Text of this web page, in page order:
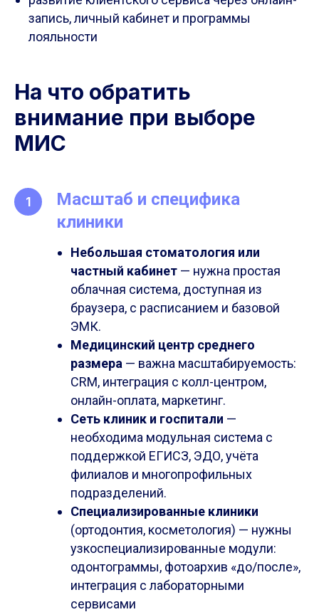
запись, личный кабинет и программы
лояльности
На что обратить
внимание при выборе
МИС
Масштаб и специфика
клиники
Небольшая стоматология или
частный кабинет — нужна простая
облачная система, доступная из
браузера, с расписанием и базовой
ЭМК.
Медицинский центр среднего
размера — важна масштабируемость:
CRM, интеграция с колл-центром,
онлайн-оплата, маркетинг.
Сеть клиник и госпитали —
необходима модульная система с
поддержкой ЕГИСЗ, ЭДО, учёта
филиалов и многопрофильных
подразделений.
Специализированные клиники
(ортодонтия, косметология) — нужны
узкоспециализированные модули:
одонтограммы, фотоархив «до/после»,
интеграция с лабораторными
сервисами